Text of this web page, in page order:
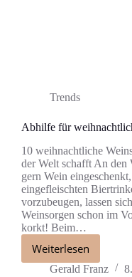
Trends
Abhilfe für
10 weihnachtliche
der Welt schafft An den
gern Wein
eingefleischten
vorzubeugen, lassen
Weinsorgen schon im
korkt! Beim…
Weiterlesen
Gerald Franz